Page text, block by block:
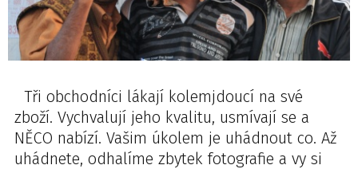
Tři obchodníci lákají kolemjdoucí na své
zboží. Vychvalují jeho kvalitu, usmívají se a
NĚCO nabízí. Vašim úkolem je uhádnout co. Až
uhádnete, odhalíme zbytek fotografie a vy si